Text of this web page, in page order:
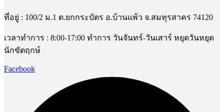
ที่อยู่ : 100/2 ม.1 ต.ยกกระบัตร อ.บ้านแพ้ว จ.สมทุรสาคร 74120
เวลาทำการ : 8:00-17:00 ทำการ วันจันทร์-วันเสาร์ หยุดวันหยุด
นักขัตฤกษ์
Facebook